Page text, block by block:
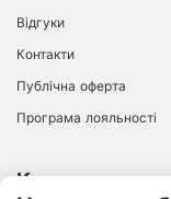
Відгуки
Контакти
Публічна оферта
Програма лояльності
Контакти